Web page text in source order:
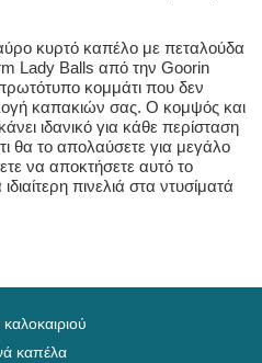
κυρτό καπέλο με πεταλούδα
Lady Balls από την Goorin
κομμάτι που δεν
καπακιών σας. Ο κομψός και
ιδανικό για κάθε περίσταση
θα το απολαύσετε για μεγάλο
να αποκτήσετε αυτό το
πινελιά στα ντυσίματά
καπέλα